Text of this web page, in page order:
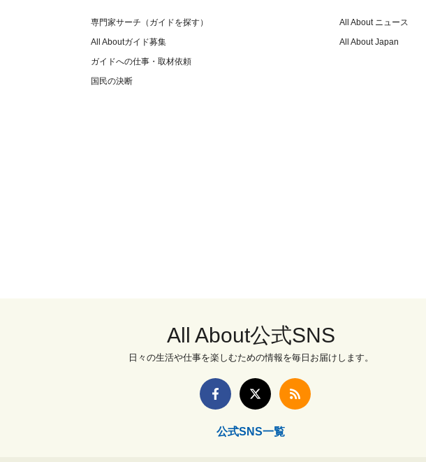
専門家サーチ（ガイドを探す）
All Aboutガイド募集
ガイドへの仕事・取材依頼
国民の決断
All About ニュース
All About Japan
All About公式SNS
日々の生活や仕事を楽しむための情報を毎日お届けします。
公式SNS一覧